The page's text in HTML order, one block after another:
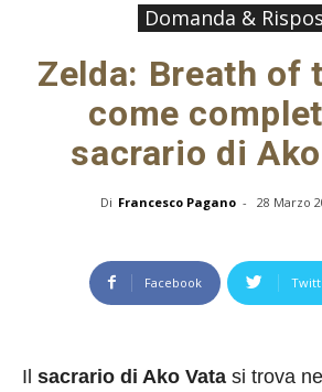
Domanda &
Zelda: Breath of
come
sacrario di
Di Francesco Pagano - 28 Marzo
Facebook
Il sacrario di Ako Vata si trova